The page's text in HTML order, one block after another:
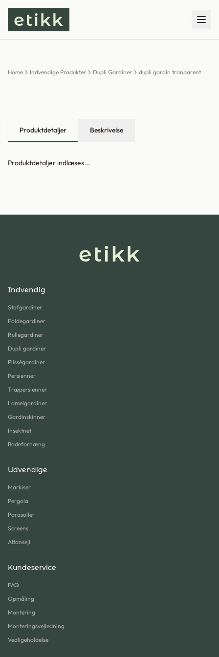
Home Indvendige Produkter Dupli Gardiner dupli gardin tranparent
Produktdetaljer Beskrivelse
Produktdetaljer indlæses...
Indvendig
Stofgardiner
Foldegardiner
Rullegardiner
Dupli gardiner
Plisségardiner
Persienner
Træpersienner
Lamelgardiner
Gardinskinner
Insektnet
Badeforhæng
Udvendige
Markiser
Pergola
Parasoller
Screens
Altansejl
Kundeservice
FAQ
Opmåling
Montering
Monteringsvejledning
Vedligeholdelse